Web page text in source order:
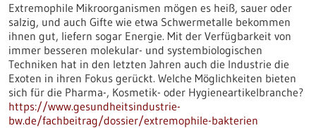
Extremophile Mikroorganismen mögen es heiß, sauer oder
salzig, und auch Gifte wie etwa Schwermetalle bekommen
ihnen gut, liefern sogar Energie. Mit der Verfügbarkeit von
immer besseren molekular- und systembiologischen
Techniken hat in den letzten Jahren auch die Industrie die
Exoten in ihren Fokus gerückt. Welche Möglichkeiten bieten
sich für die Pharma-, Kosmetik- oder Hygieneartikelbranche?
https://www.gesundheitsindustrie-
bw.de/fachbeitrag/dossier/extremophile-bakterien